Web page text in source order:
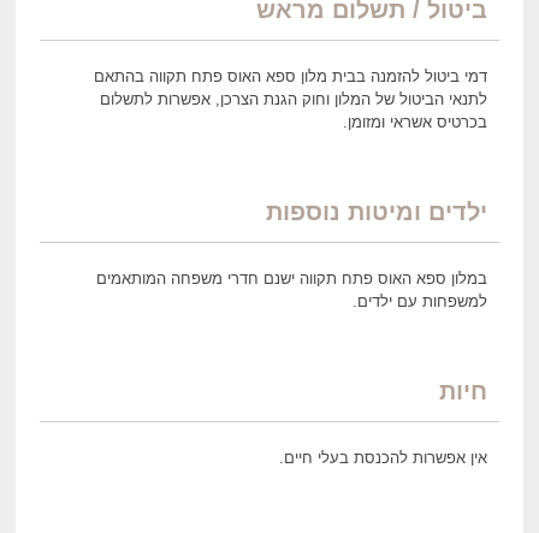
ביטול / תשלום מראש
דמי ביטול להזמנה בבית מלון ספא האוס פתח תקווה בהתאם
לתנאי הביטול של המלון וחוק הגנת הצרכן, אפשרות לתשלום
בכרטיס אשראי ומזומן.
ילדים ומיטות נוספות
במלון ספא האוס פתח תקווה ישנם חדרי משפחה המותאמים
למשפחות עם ילדים.
חיות
אין אפשרות להכנסת בעלי חיים.